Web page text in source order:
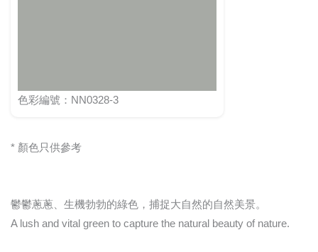
色彩編號：NN0328-3
* 顏色只供參考
鬱鬱蔥蔥、生機勃勃的綠色，捕捉大自然的自然美景。
A lush and vital green to capture the natural beauty of nature.